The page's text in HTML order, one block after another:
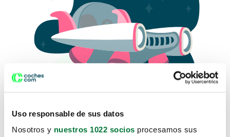
Uso responsable de sus datos
Nosotros y nuestros 1022 socios procesamos sus